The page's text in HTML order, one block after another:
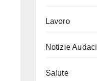
Lavoro
Notizie Audaci
Salute